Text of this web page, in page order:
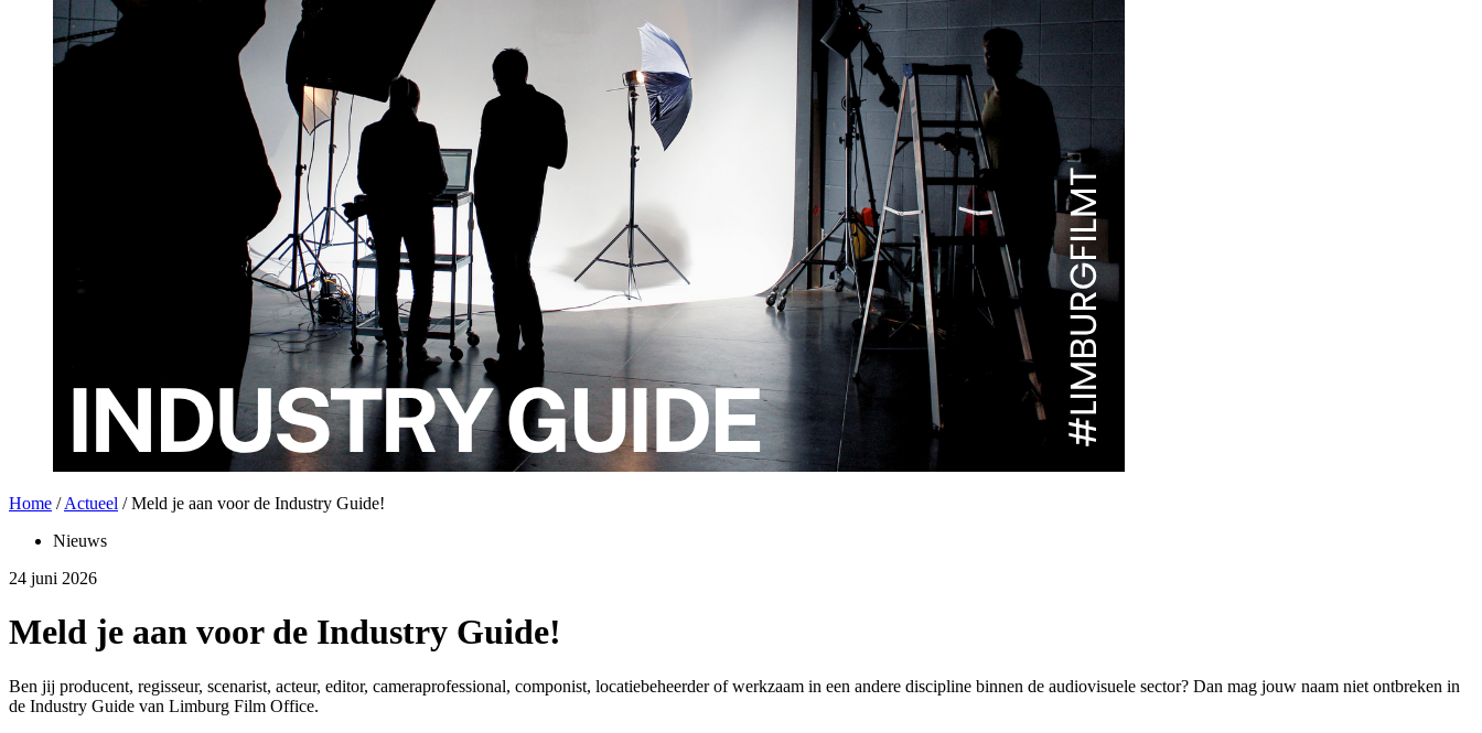
Home / Actueel / Meld je aan voor de Industry Guide!
Nieuws
24 juni 2026
Meld je aan voor de Industry Guide!
Ben jij producent, regisseur, scenarist, acteur, editor, cameraprofessional, componist, locatiebeheerder of werkzaam in een andere discipline binnen de audiovisuele sector? Dan mag jouw naam niet ontbreken in
de Industry Guide van Limburg Film Office.